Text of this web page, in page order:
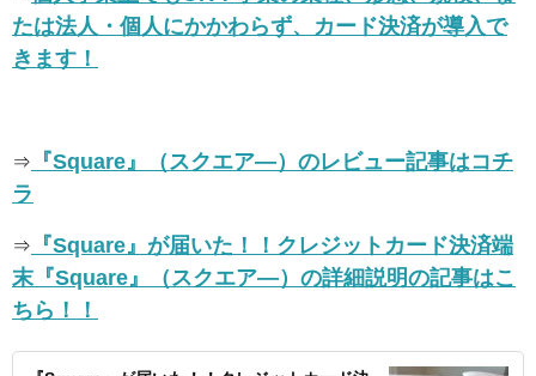
たは法人・個人にかかわらず、カード決済が導入で
きます！
⇒
『Square』（スクエア―）のレビュー記事はコチ
ラ
⇒
『Square』が届いた！！クレジットカード決済端
末『Square』（スクエア―）の詳細説明の記事はこ
ちら！！